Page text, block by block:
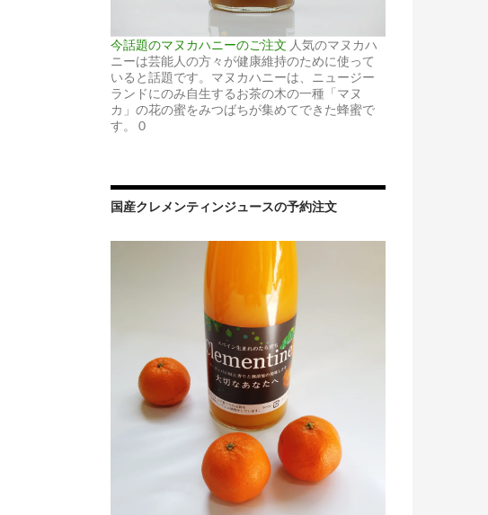
今話題のマヌカハニーのご注文 人気のマヌカハ
ニーは芸能人の方々が健康維持のために使って
いると話題です。マヌカハニーは、ニュージー
ランドにのみ自生するお茶の木の一種「マヌ
カ」の花の蜜をみつばちが集めてできた蜂蜜で
す。 0
国産クレメンティンジュースの予約注文